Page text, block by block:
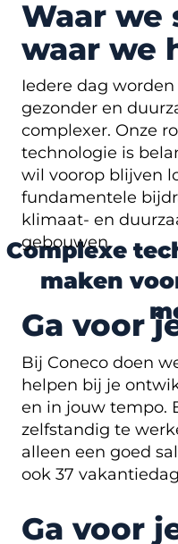
Waar we
waar we
Iedere dag
gezonder en
complexer. Onze
technologie is
wil voorop blijven
fundamentele
klimaat- en
gebouwen.
Complexe
maken
Ga voor
Bij Coneco doen
helpen bij je
en in jouw tempo.
zelfstandig te
alleen een goed
ook 37
Ga voor